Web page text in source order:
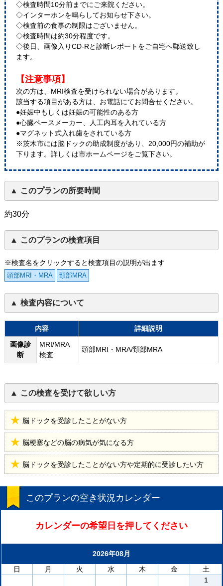
◇検査時間10分前までにご来院ください。
◇インターホンを鳴らしてお知らせ下さい。
◇検査前の食事の制限はございません。
◇検査時間は約30分程度です。
◇後日、画像入りCD-Rと診断レポートをご自宅へ郵送致し
ます。
【注意事項】
次の方は、MRI検査を受けられない場合があります。
該当する項目がある方は、お電話にてお問合せください。
●妊娠中もしくは妊娠の可能性のある方
●心臓ペースメーカー、人工内耳を入れている方
●マグネット式入れ歯をされている方
※茨木市には脳ドックの助成制度があり、20,000円の補助が
下ります。詳しくは市ホームページをご覧下さい。
このプランの所要時間
約30分
このプランの検査項目
※検査名をクリックすると検査項目の説明が出ます
頭部MRI・MRA 頸部MRA
検査内容について
内容
詳細説明
画像診
断
MRI/MRA
検査
頭部MRI・MRA/頚部MRA
この検査を受けて欲しい方
脳ドックを受診したことがない方
脳梗塞などの脳の病気が気になる方
脳ドックを受診したことがない方や定期的に受診したい方
このプランの空き状況カレンダー
カレンダーの希望日を押してください
2026年08月
日
月 火 水 木 金
土
1